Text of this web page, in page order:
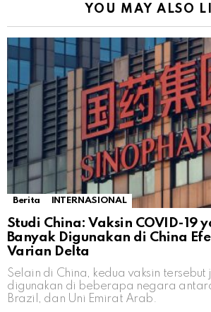
YOU MAY ALSO
Berita INTERNASIONAL
Studi China: Vaksin COVID-19
Banyak Digunakan di China
Varian Delta
Selain di China, kedua vaksin tersebut
digunakan di beberapa negara
Brazil, dan Uni Emirat Arab.